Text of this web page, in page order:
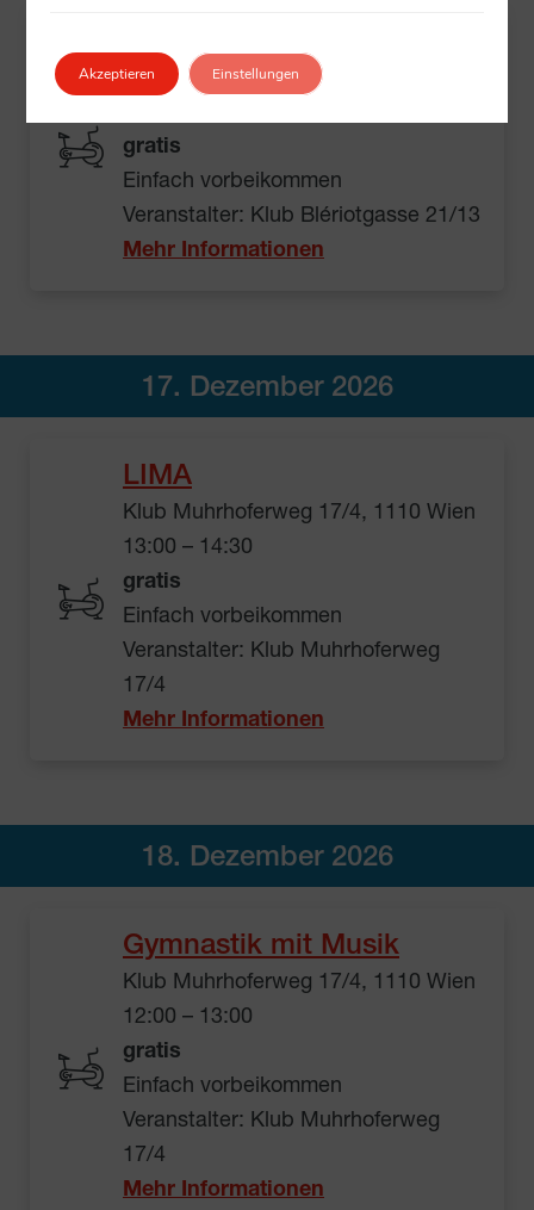
Klub Blériotgasse 21/13, 1110 Wien
gratis
Einfach vorbeikommen
Veranstalter: Klub Blériotgasse 21/13
Mehr Informationen
17. Dezember 2026
LIMA
Klub Muhrhoferweg 17/4, 1110 Wien
13:00 – 14:30
gratis
Einfach vorbeikommen
Veranstalter: Klub Muhrhoferweg
17/4
Mehr Informationen
18. Dezember 2026
Gymnastik mit Musik
Klub Muhrhoferweg 17/4, 1110 Wien
12:00 – 13:00
gratis
Einfach vorbeikommen
Veranstalter: Klub Muhrhoferweg
17/4
Mehr Informationen
Akzeptieren Einstellungen